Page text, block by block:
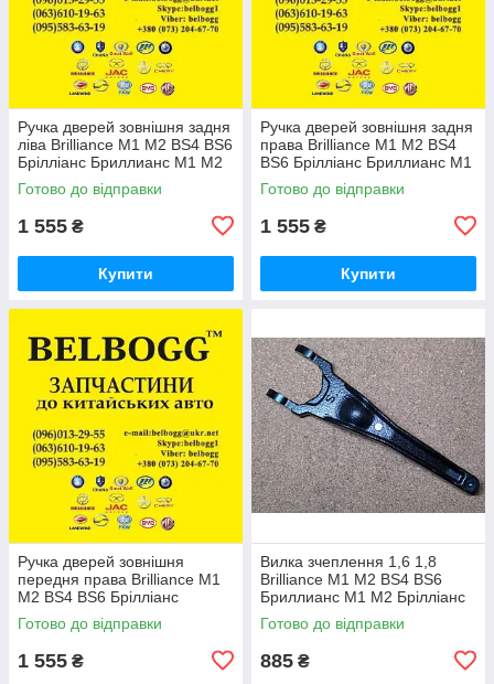
Ручка дверей зовнішня задня
ліва Brilliance M1 M2 BS4 BS6
Брілліанс Бриллианс М1 М2
Готово до відправки
1 555 ₴
Купити
Ручка дверей зовнішня задня
права Brilliance M1 M2 BS4
BS6 Брілліанс Бриллианс М1
М2
Готово до відправки
1 555 ₴
Купити
Ручка дверей зовнішня
передня права Brilliance M1
M2 BS4 BS6 Брілліанс
Бриллианс М1 М2
Готово до відправки
1 555 ₴
Вилка зчеплення 1,6 1,8
Brilliance M1 M2 BS4 BS6
Бриллианс М1 М2 Брілліанс
Готово до відправки
885 ₴